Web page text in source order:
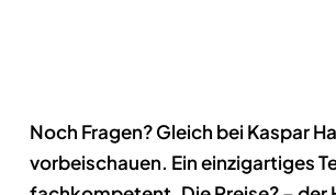
Noch Fragen? Gleich bei Kaspar
vorbeischauen. Ein einzigartiges